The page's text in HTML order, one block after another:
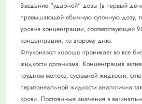
Введение "ударной" дозы (в первый
превышающей обычную суточную дозу,
уровня концентрации, соответствующий
концентрации, ко второму дню.
Флуконазол хорошо проникает во все
жидкости организма. Концентрация
грудном молоке, суставной жидкости,
перитонеальной жидкости аналогична
крови. Постоянные значения в